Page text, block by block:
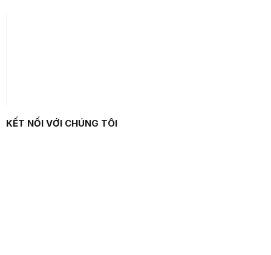
KẾT NỐI VỚI CHÚNG TÔI